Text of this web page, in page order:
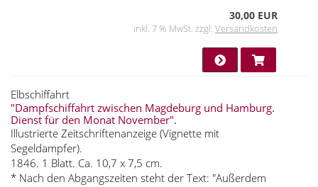
30,00 EUR
inkl. 7 % MwSt. zzgl.Versandkosten
Elbschiffahrt
"Dampfschiffahrt zwischen Magdeburg und Hamburg.
Dienst für den Monat November".
Illustrierte Zeitschriftenanzeige (Vignette mit
Segeldampfer).
1846. 1 Blatt. Ca. 10,7 x 7,5 cm.
* Nach den Abgangszeiten steht der Text: "Außerdem